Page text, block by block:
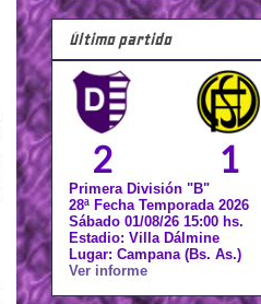
Último partido
2 1
Primera División "B"
28ª Fecha Temporada 2026
Sábado 01/08/26 15:00 hs.
Estadio: Villa Dálmine
Lugar: Campana (Bs. As.)
Ver informe